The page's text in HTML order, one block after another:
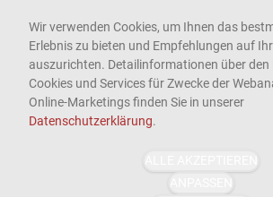
WCAG-2.1-AA
Wir verwenden Cookies, um Ihnen das
Erlebnis zu bieten und Empfehlungen auf
auszurichten. Detailinformationen über den
Cookies und Services für Zwecke der
Online-Marketings finden Sie in unserer
Datenschutzerklärung.
ALLE AKZEPTIEREN
ANPASSEN